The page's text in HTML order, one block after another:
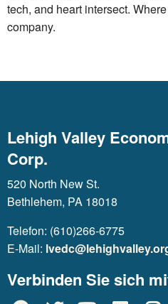
tech, and heart intersect.
company.
Lehigh Valley
Corp.
520 North New St.
Bethlehem, PA 18018
Telefon: (610)266-6775
E-Mail:
Verbinden Sie sich